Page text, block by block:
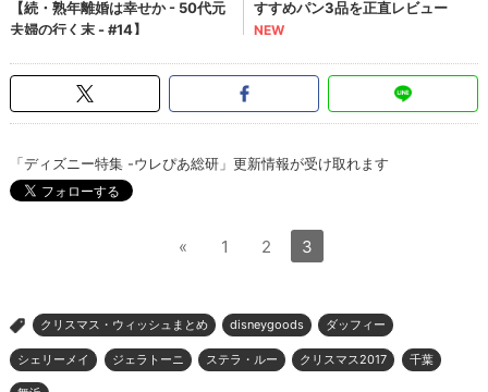
「ディズニー特集 -ウレぴあ総研」更新情報が受け取れます
« 1 2 3
> クリスマス・ウィッシュまとめ disneygoods ダッフィー
シェリーメイ ジェラトーニ ステラ・ルー クリスマス2017 千葉